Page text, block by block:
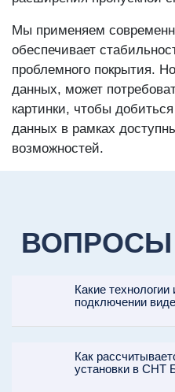
Мы применяем
обеспечивает
проблемного покрытия.
данных, может
картинки, чтобы
данных в рамках
возможностей.
Какие
подключении
Как
установки в СНТ